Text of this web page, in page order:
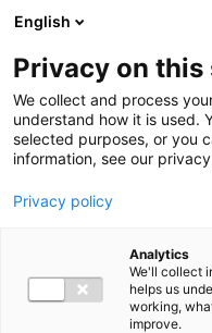
Ga direct naar de inhoud
English
Privacy on this
We collect and process
understand how it is used.
selected purposes, or you
information, see our
Privacy policy
Analytics
We'll collect
helps us
working,
improve.